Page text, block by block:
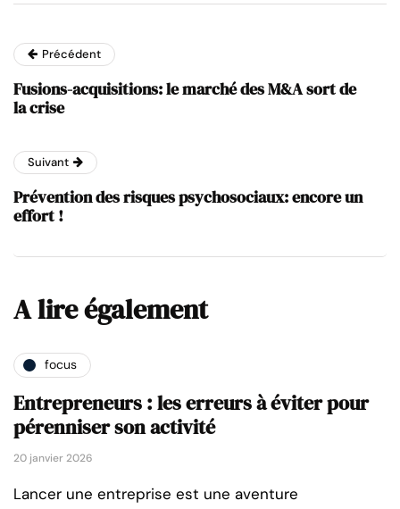
Précédent
Fusions-acquisitions: le marché des M&A sort de
la crise
Suivant
Prévention des risques psychosociaux: encore un
effort !
A lire également
focus
Entrepreneurs : les erreurs à éviter pour
pérenniser son activité
20 janvier 2026
Lancer une entreprise est une aventure